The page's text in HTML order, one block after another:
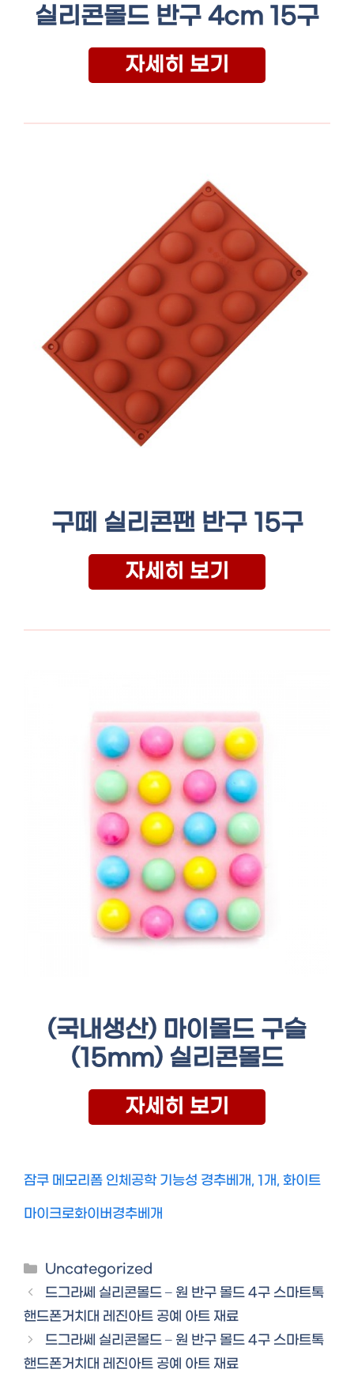
실리콘몰드 반구 4cm 15구
자세히 보기
구떼 실리콘팬 반구 15구
자세히 보기
(국내생산) 마이몰드 구슬
(15mm) 실리콘몰드
자세히 보기
잠쿠 메모리폼 인체공학 기능성 경추베개, 1개, 화이트
마이크로화이버경추베개
Categories
Uncategorized
드그라쎄 실리콘몰드 – 원 반구 몰드 4구 스마트톡
핸드폰거치대 레진아트 공예 아트 재료
드그라쎄 실리콘몰드 – 원 반구 몰드 4구 스마트톡
핸드폰거치대 레진아트 공예 아트 재료